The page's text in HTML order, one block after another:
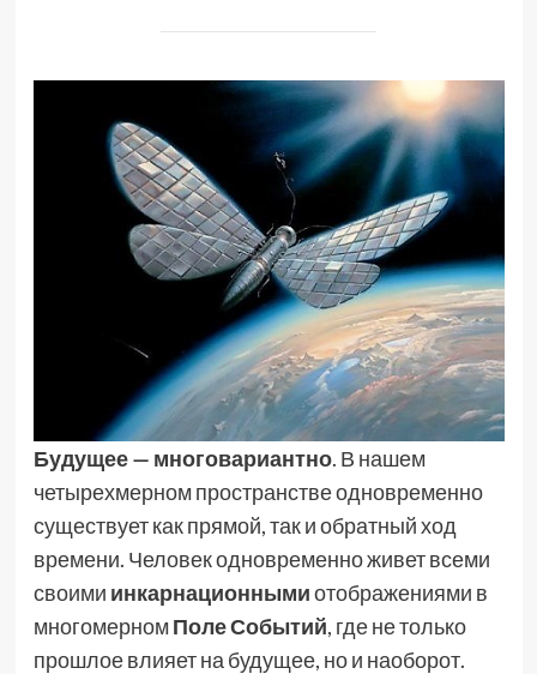
Будущее — многовариантно. В нашем
четырехмерном пространстве одновременно
существует как прямой, так и обратный ход
времени. Человек одновременно живет всеми
своими инкарнационнымиотображениями в
многомерномПоле Событий, где не только
прошлое влияет на будущее, но и наоборот.